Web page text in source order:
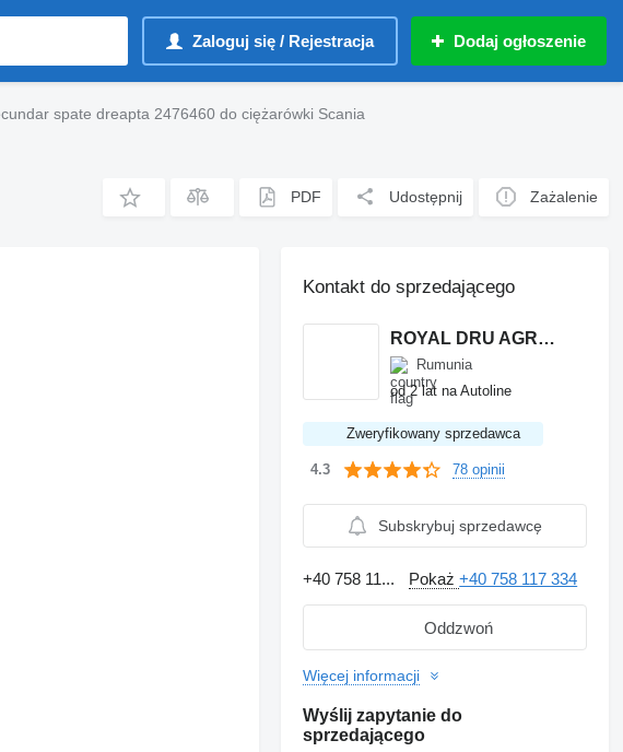
Zaloguj się / Rejestracja Dodaj ogłoszenie
spate dreapta 2476460 do ciężarówki Scania
PDF Udostępnij Zażalenie
Kontakt do sprzedającego
ROYAL DRU AGRO S.R.L.
Rumunia
od 2 lat na Autoline
Zweryfikowany sprzedawca
4.3 78 opinii
Subskrybuj sprzedawcę
+40 758 11... Pokaż+40 758 117 334
Oddzwoń
Więcej informacji
Wyślij zapytanie do
sprzedającego